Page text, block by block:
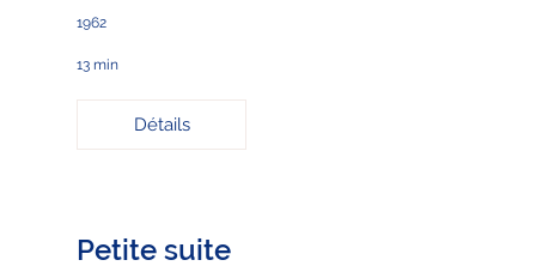
1962
13 min
Détails
Petite suite